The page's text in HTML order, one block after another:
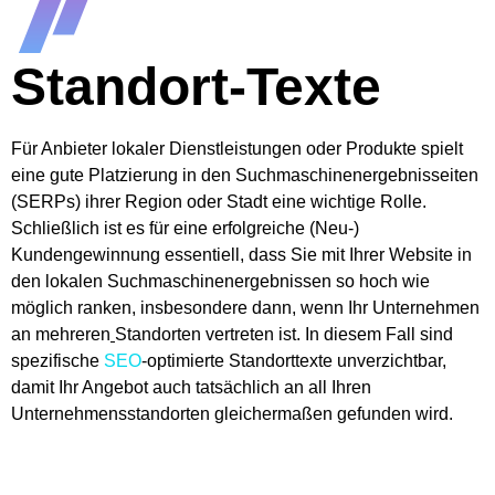
Standort-Texte
Für Anbieter lokaler Dienstleistungen oder Produkte spielt
eine gute Platzierung in den Suchmaschinenergebnisseiten
(SERPs) ihrer Region oder Stadt eine wichtige Rolle.
Schließlich ist es für eine erfolgreiche (Neu-)
Kundengewinnung essentiell, dass Sie mit Ihrer Website in
den lokalen Suchmaschinenergebnissen so hoch wie
möglich ranken, insbesondere dann, wenn Ihr Unternehmen
an mehreren Standorten vertreten ist. In diesem Fall sind
spezifische SEO-optimierte Standorttexte unverzichtbar,
damit Ihr Angebot auch tatsächlich an all Ihren
Unternehmensstandorten gleichermaßen gefunden wird.